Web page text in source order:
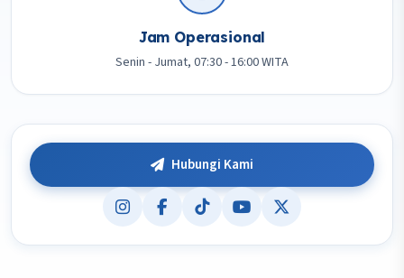
Jam Operasional
Senin - Jumat, 07:30 - 16:00 WITA
Hubungi Kami